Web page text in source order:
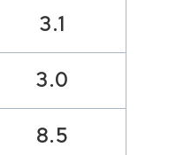
3.1
3.0
8.5